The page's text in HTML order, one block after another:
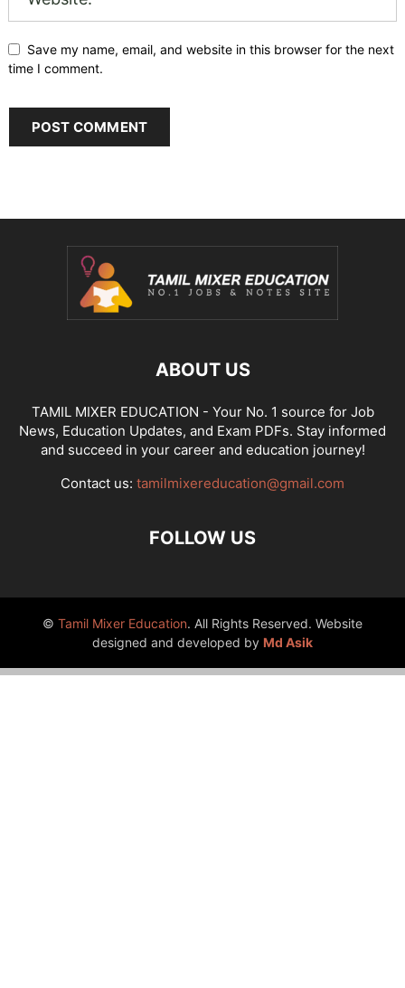
Save my name, email, and website in this browser for the next
time I comment.
ABOUT US
TAMIL MIXER EDUCATION - Your No. 1 source for Job
News, Education Updates, and Exam PDFs. Stay informed
and succeed in your career and education journey!
Contact us: tamilmixereducation@gmail.com
FOLLOW US
© Tamil Mixer Education. All Rights Reserved. Website
designed and developed by Md Asik